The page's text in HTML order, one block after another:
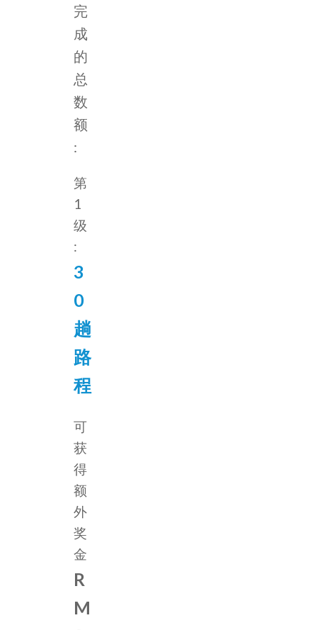
完
成
的
总
数
额
:
第
1
级
:
3
0
趟
路
程
可
获
得
额
外
奖
金
R
M